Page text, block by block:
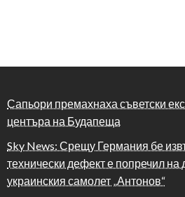
Сапьори премахнаха съветски
центъра на Будапеща
Sky News: Срещу Германия бе
технически дефект е попречил на
украинския самолет „Антонов“